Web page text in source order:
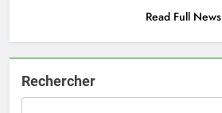
Read Full News
Rechercher